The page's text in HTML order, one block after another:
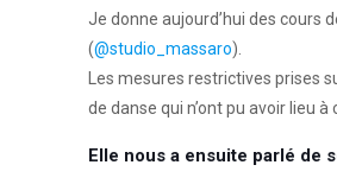
⁠Je donne aujourd’hui des cours
(@studio_massaro).⁠
Les mesures restrictives prises
de danse qui n’ont pu avoir lieu
Elle nous a ensuite parlé de